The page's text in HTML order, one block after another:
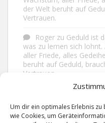
Um dir ein optimales Erlebnis
wie Cookies, um
der Welt beruht auf
Vertrauen.
Roger zu Geduld ist
was zu lernen sich
aller Friede, alles
beruht auf Geduld,
Vertrauen.
geschieht ohne Grund.